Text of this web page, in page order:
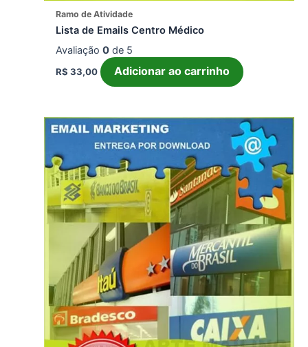
Ramo de Atividade
Lista de Emails Centro Médico
Avaliação0 de 5
R$ 33,00 Adicionar ao carrinho